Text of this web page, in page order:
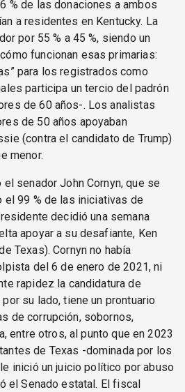
% de las donaciones a ambos
a residentes en Kentucky. La
por 55 % a 45 %, siendo un
funcionan esas primarias:
para los registrados como
participa un tercio del padrón
de 60 años-. Los analistas
de 50 años apoyaban
(contra el candidato de Trump)
menor.
el senador John Cornyn, que se
el 99 % de las iniciativas de
decidió una semana
apoyar a su desafiante, Ken
Texas). Cornyn no había
del 6 de enero de 2021, ni
rapidez la candidatura de
su lado, tiene un prontuario
de corrupción, sobornos,
entre otros, al punto que en 2023
de Texas -dominada por los
inició un juicio político por abuso
el Senado estatal. El fiscal